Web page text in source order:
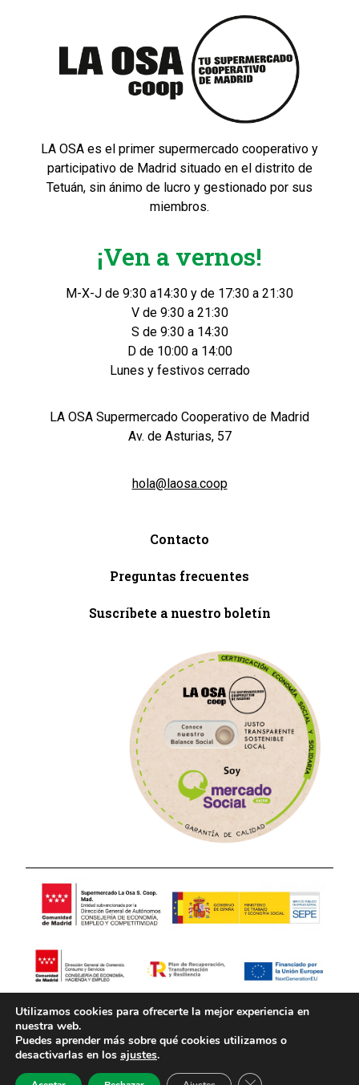
LA OSA es el primer supermercado cooperativo y
participativo de Madrid situado en el distrito de
Tetuán, sin ánimo de lucro y gestionado por sus
miembros.
¡Ven a vernos!
M-X-J de 9:30 a14:30 y de 17:30 a 21:30
V de 9:30 a 21:30
S de 9:30 a 14:30
D de 10:00 a 14:00
Lunes y festivos cerrado
LA OSA Supermercado Cooperativo de Madrid
Av. de Asturias, 57
hola@laosa.coop
Contacto
Preguntas frecuentes
Suscríbete a nuestro boletín
Aviso Legal Política de Privacidad
Política de Cookies
Utilizamos cookies para ofrecerte la mejor experiencia en
nuestra web.
Puedes aprender más sobre qué cookies utilizamos o
desactivarlas en los ajustes.
Cerrar el banner de